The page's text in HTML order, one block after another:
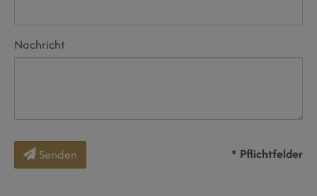
Nachricht
Senden * Pflichtfelder